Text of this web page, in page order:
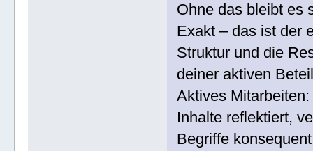
Ohne das bleibt es
Exakt – das ist der
Struktur und die
deiner aktiven
Aktives
Inhalte reflektiert,
Begriffe